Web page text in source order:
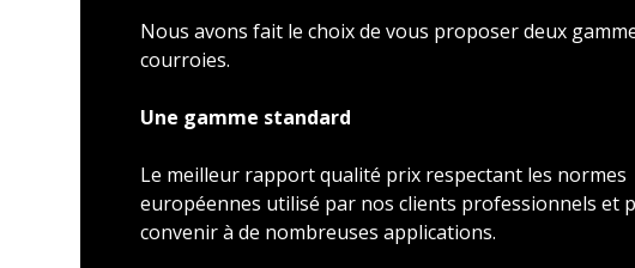
Nous avons fait le choix de vous proposer deux
courroies.
Une gamme standard
Le meilleur rapport qualité prix respectant les normes
européennes utilisé par nos clients professionnels et
convenir à de nombreuses applications.